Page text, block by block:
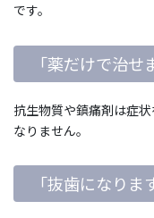
です。
「薬だけで治せ
抗生物質や鎮痛剤は症
なりません。
「抜歯になりま